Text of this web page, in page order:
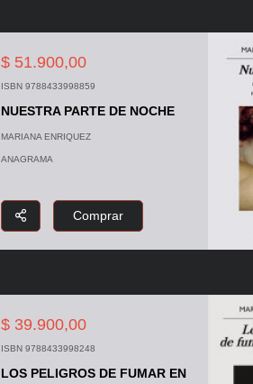
$ 51.900,00
ISBN 9788433998859
NUESTRA PARTE DE NOCHE
MARIANA ENRIQUEZ
ANAGRAMA
Comprar
$ 39.900,00
ISBN 9788433998248
LOS PELIGROS DE FUMAR EN